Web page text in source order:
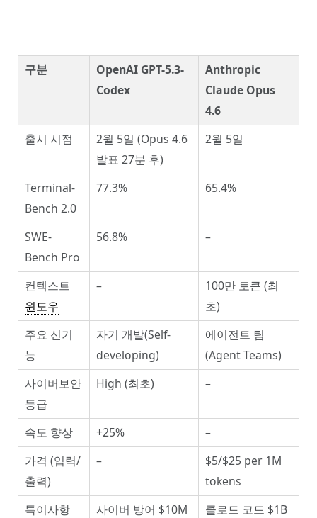
구분
OpenAI GPT-5.3-
Codex
Anthropic
Claude Opus
4.6
출시 시점
2월 5일 (Opus 4.6
발표 27분 후)
2월 5일
Terminal-
Bench 2.0
77.3% 65.4%
SWE-
Bench Pro
56.8% –
컨텍스트
윈도우
–
100만 토큰 (최
초)
주요 신기
능
자기 개발(Self-
developing)
에이전트 팀
(Agent Teams)
사이버보안
등급
High (최초) –
속도 향상 +25%
–
가격 (입력/
출력)
–
$5/$25 per 1M
tokens
특이사항
사이버 방어 $10M
클로드 코드 $1B